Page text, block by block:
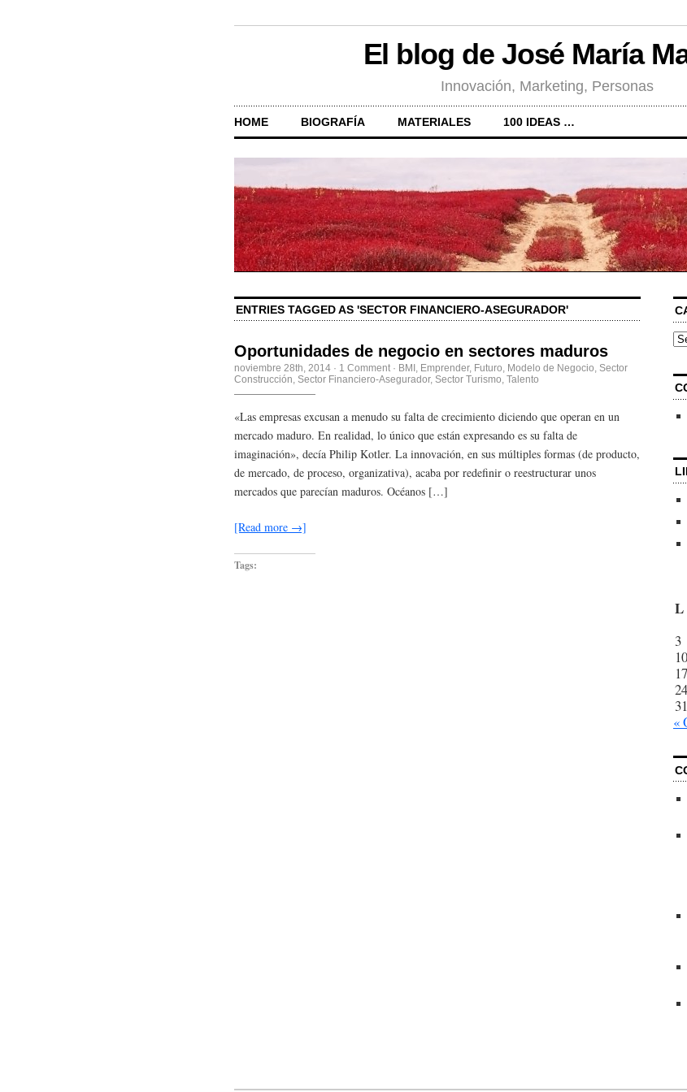
El blog de José María
Innovación, Marketing, Personas
HOME BIOGRAFÍA MATERIALES 100 IDEAS …
ENTRIES TAGGED AS 'SECTOR FINANCIERO-ASEGURADOR'
Oportunidades de negocio en sectores maduros
noviembre 28th, 2014 · 1 Comment · BMI , Emprender, Futuro, Modelo de Negocio, Sector
Construcción, Sector Financiero-Asegurador, Sector Turismo, Talento
«Las empresas excusan a menudo su falta de crecimiento diciendo que operan en un
mercado maduro. En realidad, lo único que están expresando es su falta de
imaginación», decía Philip Kotler. La innovación, en sus múltiples formas (de producto,
de mercado, de proceso, organizativa), acaba por redefinir o reestructurar unos
mercados que parecían maduros. Océanos […]
[Read more →]
Tags:
L
3
10
17
24
31
«